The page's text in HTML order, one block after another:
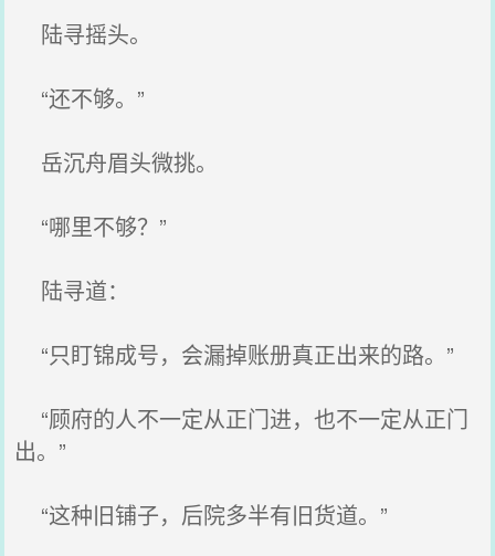
陆寻摇头。
“还不够。”
岳沉舟眉头微挑。
“哪里不够？”
陆寻道：
“只盯锦成号，会漏掉账册真正出来的路。”
“顾府的人不一定从正门进，也不一定从正门
出。”
“这种旧铺子，后院多半有旧货道。”